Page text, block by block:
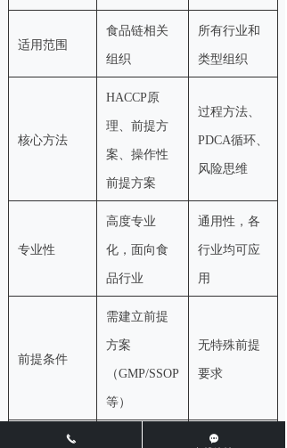
适用范围
食品链相关
组织
所有行业和
类型组织
核心方法
HACCP原
理、前提方
案、操作性
前提方案
过程方法、
PDCA循环、
风险思维
专业性
高度专业
化，面向食
品行业
通用性，各
行业均可应
用
前提条件
需建立前提
方案
（GMP/SSOP
等）
无特殊前提
要求
与产品法规
끅 끁